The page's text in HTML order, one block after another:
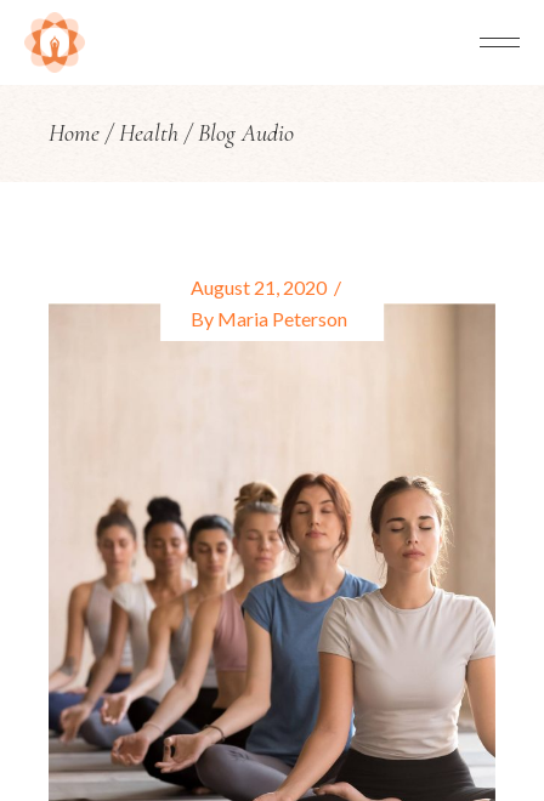
Home Health Blog Audio
August 21, 2020
By Maria Peterson